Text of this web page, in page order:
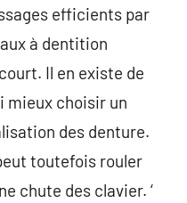
efficients par
à dentition
Il en existe de
mieux choisir un
des denture.
toutefois rouler
chute des clavier. ‘